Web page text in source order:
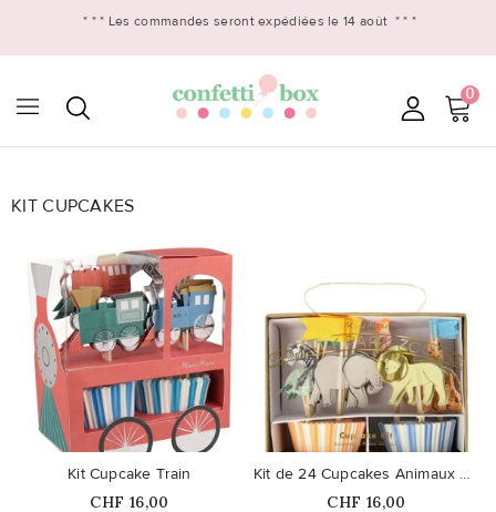
* * * Les commandes seront expédiées le 14 août * * *
0

KIT CUPCAKES
favorite_border
Kit Cupcake Train
Prix
CHF 16,00
favorite_border
Kit de 24 Cupcakes Animaux Safari
Prix
CHF 16,00